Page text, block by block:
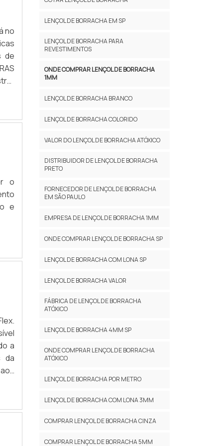
e
DE
no
de
e
é
a
o
e
a
da
LENÇOL DE BORRACHA EM SP
LENÇOL DE BORRACHA PARA
REVESTIMENTOS
ONDE COMPRAR LENÇOL DE BORRACHA
1MM
LENÇOL DE BORRACHA BRANCO
LENÇOL DE BORRACHA COLORIDO
VALOR DO LENÇOL DE BORRACHA ATÓXICO
DISTRIBUIDOR DE LENÇOL DE BORRACHA
PRETO
FORNECEDOR DE LENÇOL DE BORRACHA
EM SÃO PAULO
EMPRESA DE LENÇOL DE BORRACHA 1MM
ONDE COMPRAR LENÇOL DE BORRACHA SP
LENÇOL DE BORRACHA COM LONA SP
LENÇOL DE BORRACHA VALOR
FÁBRICA DE LENÇOL DE BORRACHA
ATÓXICO
LENÇOL DE BORRACHA 4MM SP
ONDE COMPRAR LENÇOL DE BORRACHA
ATÓXICO
LENÇOL DE BORRACHA POR METRO
LENÇOL DE BORRACHA COM LONA 3MM
COMPRAR LENÇOL DE BORRACHA CINZA
COMPRAR LENÇOL DE BORRACHA 5MM